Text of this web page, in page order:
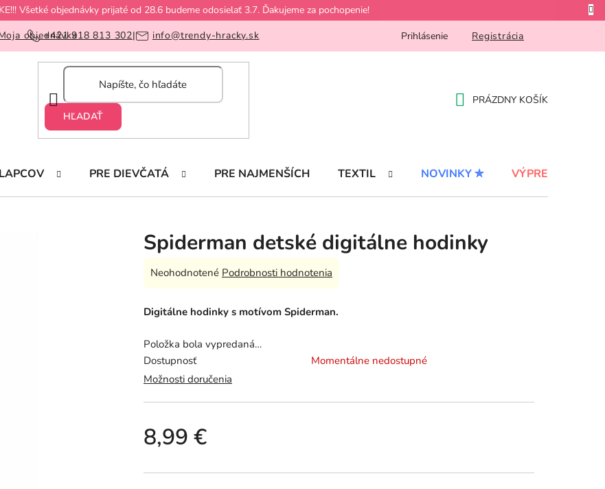
Všetké objednávky prijaté od 28.6 budeme odosielať 3.7. Ďakujeme za pochopenie!
objednávka Prihlásenie Registrácia
+421 918 813 302| info@trendy-hracky.sk
HĽADAŤ
PRÁZDNY KOŠÍK
PRE DIEVČATÁ PRE NAJMENŠÍCH TEXTIL NOVINKY ✮ VÝPREDAJ %
Spiderman detské digitálne hodinky
Priemerné
produktu
0,0
z
5
Neohodnotené Podrobnosti hodnotenia
Digitálne hodinky s motívom Spiderman.
Položka bola vypredaná…
Dostupnosť
Momentálne nedostupné
Možnosti doručenia
8,99 €